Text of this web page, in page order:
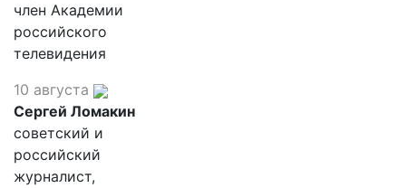
член Академии
российского
телевидения
10 августа
Сергей Ломакин
советский и
российский
журналист,